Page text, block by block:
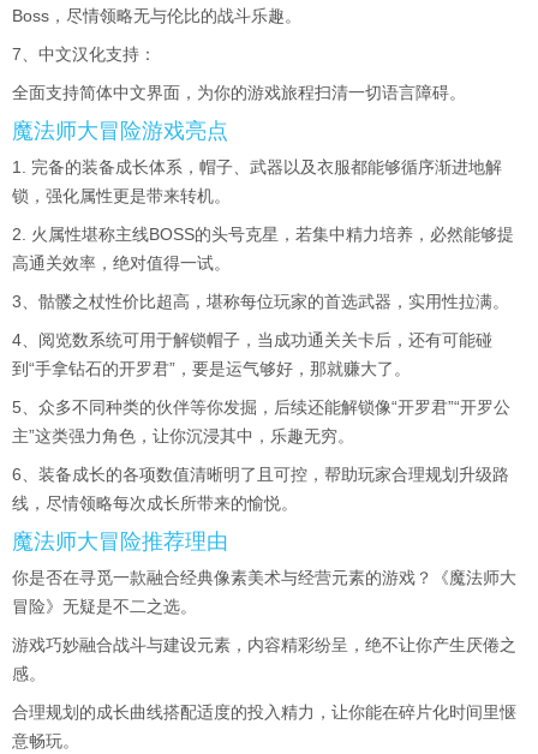
Boss，尽情领略无与伦比的战斗乐趣。
7、中文汉化支持：
全面支持简体中文界面，为你的游戏旅程扫清一切语言障碍。
魔法师大冒险游戏亮点
1. 完备的装备成长体系，帽子、武器以及衣服都能够循序渐进地解
锁，强化属性更是带来转机。
2. 火属性堪称主线BOSS的头号克星，若集中精力培养，必然能够提
高通关效率，绝对值得一试。
3、骷髅之杖性价比超高，堪称每位玩家的首选武器，实用性拉满。
4、阅览数系统可用于解锁帽子，当成功通关关卡后，还有可能碰
到“手拿钻石的开罗君”，要是运气够好，那就赚大了。
5、众多不同种类的伙伴等你发掘，后续还能解锁像“开罗君”“开罗公
主”这类强力角色，让你沉浸其中，乐趣无穷。
6、装备成长的各项数值清晰明了且可控，帮助玩家合理规划升级路
线，尽情领略每次成长所带来的愉悦。
魔法师大冒险推荐理由
你是否在寻觅一款融合经典像素美术与经营元素的游戏？《魔法师大
冒险》无疑是不二之选。
游戏巧妙融合战斗与建设元素，内容精彩纷呈，绝不让你产生厌倦之
感。
合理规划的成长曲线搭配适度的投入精力，让你能在碎片化时间里惬
意畅玩。